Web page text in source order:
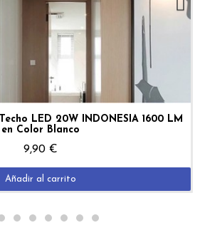
Vista Rápida
LED 20W INDONESIA 1600 LM
en Color Blanco
9,90 €
Añadir al carrito